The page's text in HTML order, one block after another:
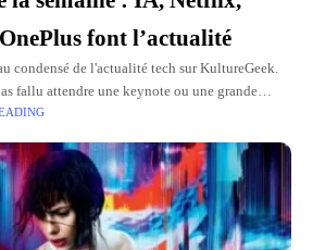
font l’actualité
condensé de l'actualité tech sur KultureGeek.
fallu attendre une keynote ou une grande
s’enchaîner. L’intelligence